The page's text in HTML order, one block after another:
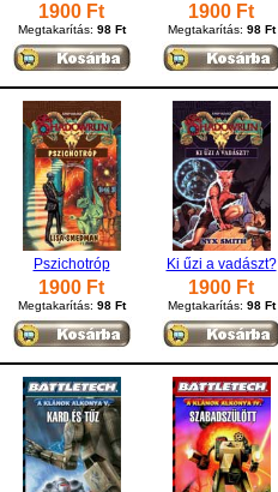
1900 Ft
Megtakarítás: 98 Ft
1900 Ft
Megtakarítás: 98 Ft
Pszichotróp Ki űzi a vadászt?
1900 Ft
Megtakarítás: 98 Ft
1900 Ft
Megtakarítás: 98 Ft